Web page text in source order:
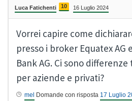
Luca Fatichenti 10 16 Luglio 2024
Vorrei capire come
presso i broker Equatex AG
Bank AG. Ci sono
per aziende e privati?
mel Domande con risposta 17 Luglio